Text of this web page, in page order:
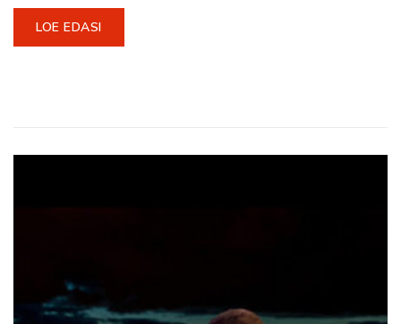
LOE EDASI